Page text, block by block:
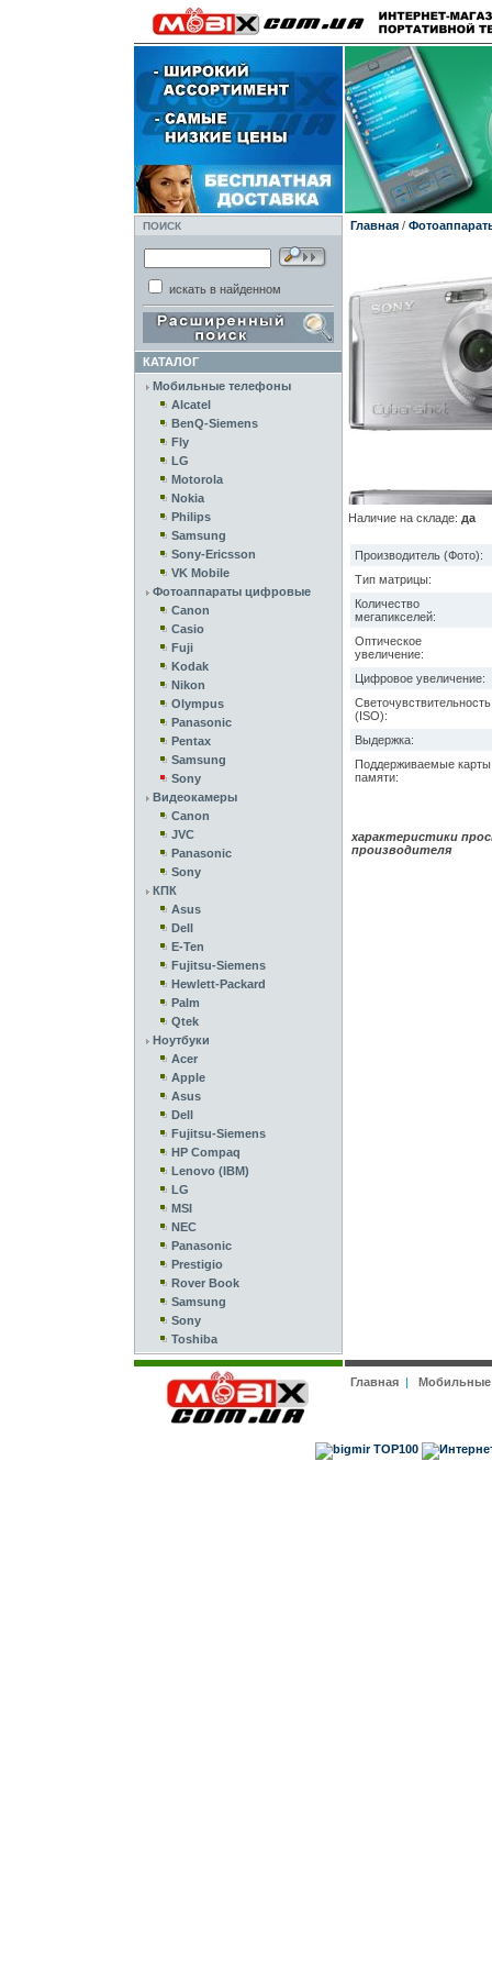
ПОИСК
искать в найденном
КАТАЛОГ
Мобильные телефоны
Alcatel
BenQ-Siemens
Fly
LG
Motorola
Nokia
Philips
Samsung
Sony-Ericsson
VK Mobile
Фотоаппараты цифровые
Canon
Casio
Fuji
Kodak
Nikon
Olympus
Panasonic
Pentax
Samsung
Sony
Видеокамеры
Canon
JVC
Panasonic
Sony
КПК
Asus
Dell
E-Ten
Fujitsu-Siemens
Hewlett-Packard
Palm
Qtek
Ноутбуки
Acer
Apple
Asus
Dell
Fujitsu-Siemens
HP Compaq
Lenovo (IBM)
LG
MSI
NEC
Panasonic
Prestigio
Rover Book
Samsung
Sony
Toshiba
Главная/
Наличие на складе: да
Производитель (Фото):
Тип матрицы:
Количество
мегапикселей:
Оптическое
увеличение:
Цифровое увеличение:
Светочувствительность
(ISO):
Выдержка:
Поддерживаемые карты
памяти:
характеристики
производителя
Главная|